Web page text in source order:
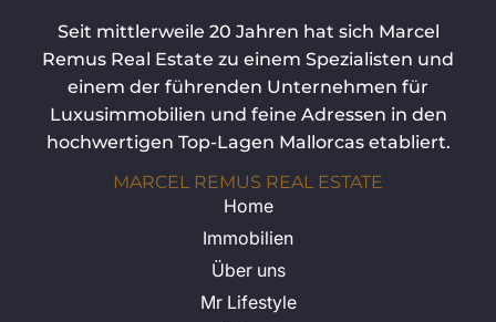
Seit mittlerweile 20 Jahren hat sich Marcel
Remus Real Estate zu einem Spezialisten und
einem der führenden Unternehmen für
Luxusimmobilien und feine Adressen in den
hochwertigen Top-Lagen Mallorcas etabliert.
MARCEL REMUS REAL ESTATE
Home
Immobilien
Über uns
Mr Lifestyle